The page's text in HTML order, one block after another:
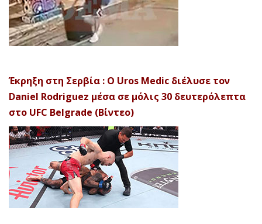
Έκρηξη στη Σερβία : Ο Uros Medic διέλυσε τον
Daniel Rodriguez μέσα σε μόλις 30 δευτερόλεπτα
στο UFC Belgrade (Βίντεο)